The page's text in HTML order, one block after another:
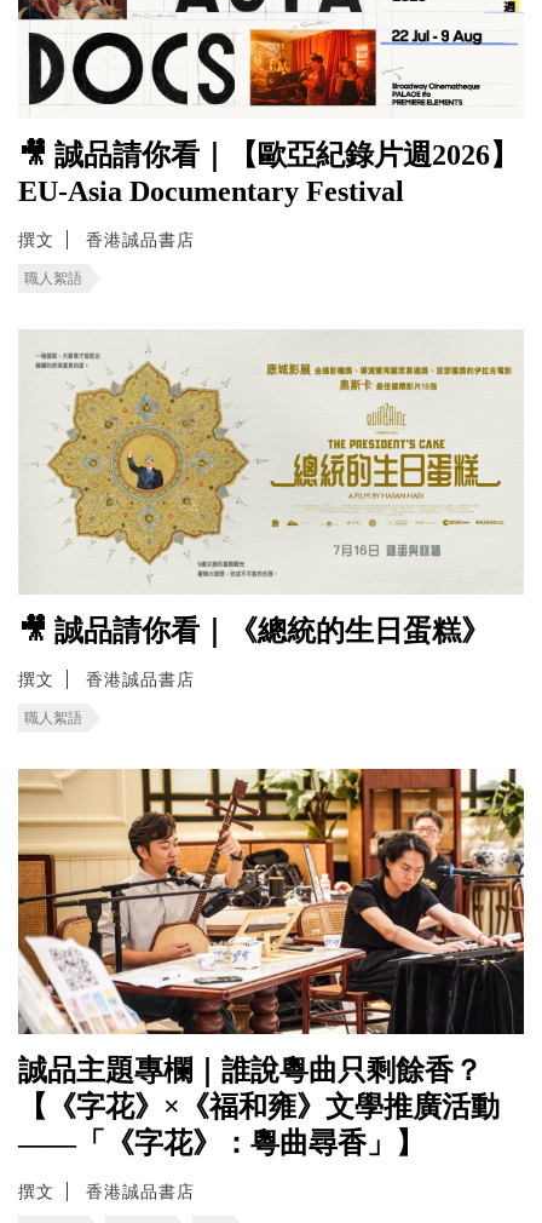
🎥 誠品請你看｜【歐亞紀錄片週2026】
EU-Asia Documentary Festival
撰文 香港誠品書店
職人絮語
🎥 誠品請你看｜《總統的生日蛋糕》
撰文 香港誠品書店
職人絮語
誠品主題專欄｜誰說粵曲只剩餘香？
【《字花》×《福和雍》文學推廣活動
——「《字花》：粵曲尋香」】
撰文 香港誠品書店